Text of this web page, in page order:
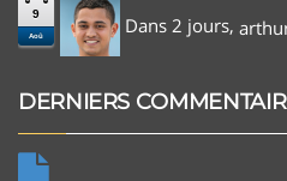
9
Aoû Dans 2 jours,
DERNIERS